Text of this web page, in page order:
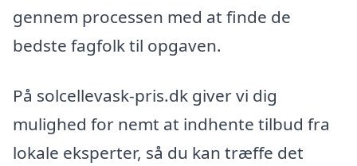
gennem processen med at finde de
bedste fagfolk til opgaven.
På solcellevask-pris.dk giver vi dig
mulighed for nemt at indhente tilbud fra
lokale eksperter, så du kan træffe det